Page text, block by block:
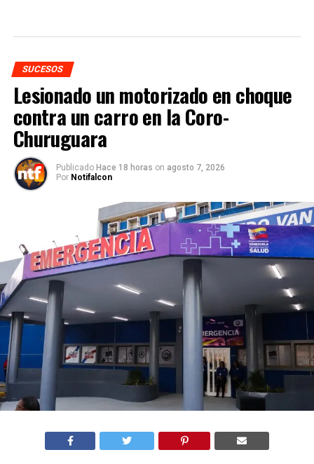
SUCESOS
Lesionado un motorizado en choque
contra un carro en la Coro-
Churuguara
Publicado Hace 18 horas on agosto 7, 2026
Por Notifalcon